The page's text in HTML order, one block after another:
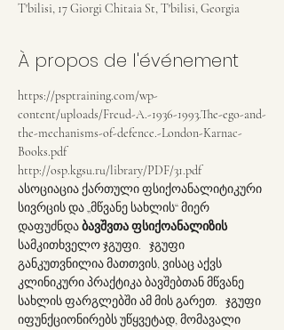
T'bilisi, 17 Giorgi Chitaia St, T'bilisi, Georgia
À propos de l'événement
https://psptraining.com/wp-
content/uploads/Freud-A.-1936-1993.The-ego-and-
the-mechanisms-of-defence.-London-Karnac-
Books.pdf
http://osp.kgsu.ru/library/PDF/31.pdf
ასოციაცია ქართული ფსიქოანალიტიკური
სივრცის და „მწვანე სახლის“ მიერ
დაფუძნდა ბავშვთა ფსიქოანალიზის
სამკითხველო ჯგუფი.   ჯგუფი
განკუთვნილია მათთვის, ვისაც აქვს
კლინიკური პრაქტიკა ბავშებთან მწვანე
სახლის ფარგლებში ამ მის გარეთ.   ჯგუფი
იფუნქციონირებს უწყვეტად, მომავალი